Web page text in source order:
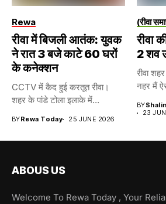
Rewa
रीवा में बिजली आतंक: युवक
ने रात 3 बजे काटे 60 घरों
के कनेक्शन
CCTV में कैद हुई करतूत रीवा।
शहर के पांडे टोला इलाके में...
BYRewa Today 25 JUNE 2026
(रीवा
रीवा
2 शव
रीवा
नहर मैं
BY
23
ABOUS US
Welcome To Rewa Today , Your